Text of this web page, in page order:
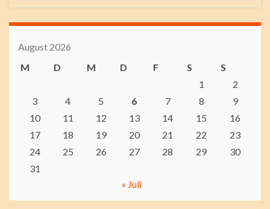
August 2026
M
D M D F S
S
1
2
3
4 5 6 7 8
9
10
11 12 13 14 15
16
17
18 19 20 21 22
23
24
25 26 27 28 29
30
31
« Juli